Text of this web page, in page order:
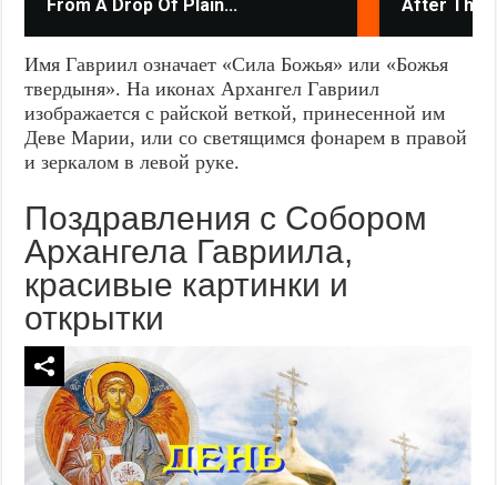
From A Drop Of Plain...
After The
Имя Гавриил означает «Сила Божья» или «Божья
твердыня». На иконах Архангел Гавриил
изображается с райской веткой, принесенной им
Деве Марии, или со светящимся фонарем в правой
и зеркалом в левой руке.
Поздравления с Собором
Архангела Гавриила,
красивые картинки и
открытки